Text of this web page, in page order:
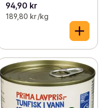
94,90 kr
189,80 kr /kg